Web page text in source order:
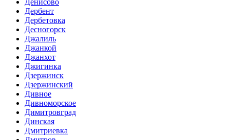
Дербент
Дербетовка
Десногорск
Джалиль
Джанкой
Джанхот
Джигинка
Дзержинск
Дзержинский
Дивное
Дивноморское
Димитровград
Динская
Дмитриевка